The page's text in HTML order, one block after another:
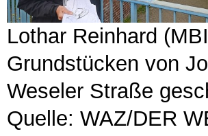
Lothar Reinhard
Grundstücken von
Weseler Straße
Quelle: WAZ/DER